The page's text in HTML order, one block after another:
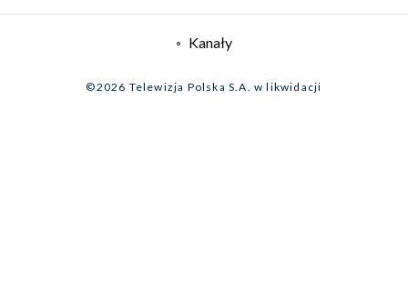
System NOS
Kanały
©2026 Telewizja Polska S.A. w likwidacji